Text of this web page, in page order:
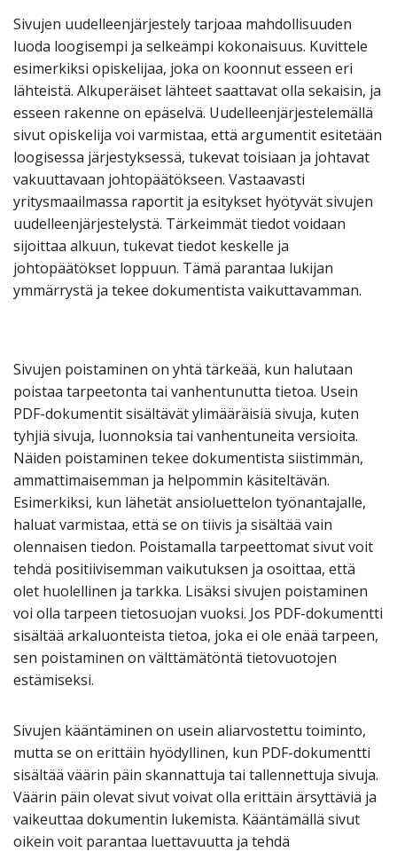
Sivujen uudelleenjärjestely tarjoaa mahdollisuuden
luoda loogisempi ja selkeämpi kokonaisuus. Kuvittele
esimerkiksi opiskelijaa, joka on koonnut esseen eri
lähteistä. Alkuperäiset lähteet saattavat olla sekaisin, ja
esseen rakenne on epäselvä. Uudelleenjärjestelemällä
sivut opiskelija voi varmistaa, että argumentit esitetään
loogisessa järjestyksessä, tukevat toisiaan ja johtavat
vakuuttavaan johtopäätökseen. Vastaavasti
yritysmaailmassa raportit ja esitykset hyötyvät sivujen
uudelleenjärjestelystä. Tärkeimmät tiedot voidaan
sijoittaa alkuun, tukevat tiedot keskelle ja
johtopäätökset loppuun. Tämä parantaa lukijan
ymmärrystä ja tekee dokumentista vaikuttavamman.
Sivujen poistaminen on yhtä tärkeää, kun halutaan
poistaa tarpeetonta tai vanhentunutta tietoa. Usein
PDF-dokumentit sisältävät ylimääräisiä sivuja, kuten
tyhjiä sivuja, luonnoksia tai vanhentuneita versioita.
Näiden poistaminen tekee dokumentista siistimmän,
ammattimaisemman ja helpommin käsiteltävän.
Esimerkiksi, kun lähetät ansioluettelon työnantajalle,
haluat varmistaa, että se on tiivis ja sisältää vain
olennaisen tiedon. Poistamalla tarpeettomat sivut voit
tehdä positiivisemman vaikutuksen ja osoittaa, että
olet huolellinen ja tarkka. Lisäksi sivujen poistaminen
voi olla tarpeen tietosuojan vuoksi. Jos PDF-dokumentti
sisältää arkaluonteista tietoa, joka ei ole enää tarpeen,
sen poistaminen on välttämätöntä tietovuotojen
estämiseksi.
Sivujen kääntäminen on usein aliarvostettu toiminto,
mutta se on erittäin hyödyllinen, kun PDF-dokumentti
sisältää väärin päin skannattuja tai tallennettuja sivuja.
Väärin päin olevat sivut voivat olla erittäin ärsyttäviä ja
vaikeuttaa dokumentin lukemista. Kääntämällä sivut
oikein voit parantaa luettavuutta ja tehdä